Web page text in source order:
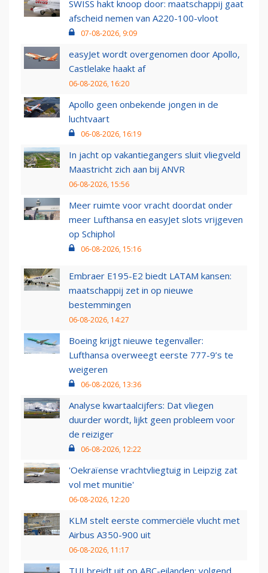
SWISS hakt knoop door: maatschappij gaat
afscheid nemen van A220-100-vloot
07-08-2026, 9:09
easyJet wordt overgenomen door Apollo,
Castlelake haakt af
06-08-2026, 16:20
Apollo geen onbekende jongen in de
luchtvaart
06-08-2026, 16:19
In jacht op vakantiegangers sluit vliegveld
Maastricht zich aan bij ANVR
06-08-2026, 15:56
Meer ruimte voor vracht doordat onder
meer Lufthansa en easyJet slots vrijgeven
op Schiphol
06-08-2026, 15:16
Embraer E195-E2 biedt LATAM kansen:
maatschappij zet in op nieuwe
bestemmingen
06-08-2026, 14:27
Boeing krijgt nieuwe tegenvaller:
Lufthansa overweegt eerste 777-9’s te
weigeren
06-08-2026, 13:36
Analyse kwartaalcijfers: Dat vliegen
duurder wordt, lijkt geen probleem voor
de reiziger
06-08-2026, 12:22
'Oekraïense vrachtvliegtuig in Leipzig zat
vol met munitie'
06-08-2026, 12:20
KLM stelt eerste commerciële vlucht met
Airbus A350-900 uit
06-08-2026, 11:17
TUI breidt uit op ABC-eilanden: volgend